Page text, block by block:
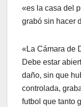
«es la casa del
grabó sin hacer
«La Cámara de
Debe estar
daño, sin que
controlada,
futbol que tanto